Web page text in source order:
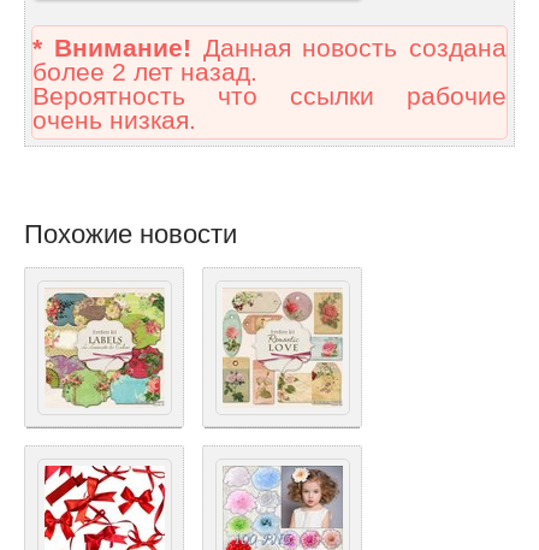
* Внимание! Данная новость создана
более 2 лет назад.
Вероятность что ссылки рабочие
очень низкая.
Похожие новости